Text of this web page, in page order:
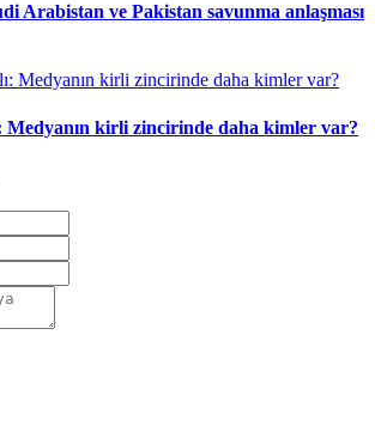
Arabistan ve Pakistan savunma anlaşması
Medyanın kirli zincirinde daha kimler var?